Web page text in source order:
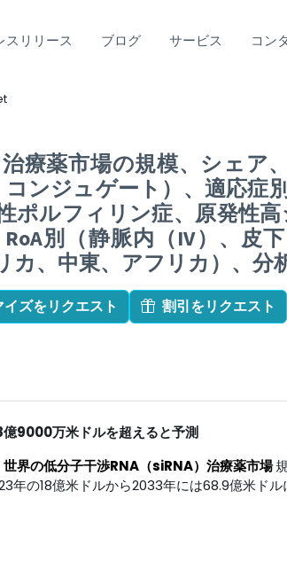
スリリース ブログ サービス コン
療薬市場の規模、シェア
コンジュゲート）、適応症
ポルフィリン症、原発性
別（静脈内（IV）、皮
、中東、アフリカ）、分
ズをリクエスト 割引をリクエスト
9000万米ドルを超えると予測
世界の低分子干渉RNA（siRNA）治療薬市場
年の18億米ドルから2033年には68.9億米ドル